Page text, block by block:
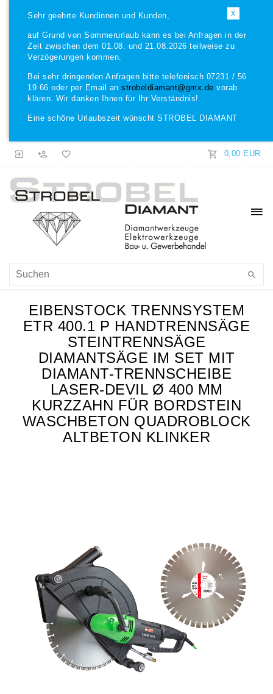
X
Sehr geehrte Kundinnen und Kunden,
auf Grund von Sommerurlaub kann es bei Anfragen in der
Zeit zwischen dem 01.08. und 21.08.2026 teilweise zu
Verzögerungen kommen.
Bei sehr dringenden Anfragen bitte telefonisch 07231 / 56
19 66 oder per Email an strobeldiamant@gmx.de vorab
klären. Wir danken Ihnen für Ihr Verständnis!
Eine schöne Urlaubszeit wünscht STROBEL DIAMANT
0,00 EUR
EIBENSTOCK TRENNSYSTEM
ETR 400.1 P HANDTRENNSÄGE
STEINTRENNSÄGE
DIAMANTSÄGE IM SET MIT
DIAMANT-TRENNSCHEIBE
LASER-DEVIL Ø 400 MM
KURZZAHN FÜR BORDSTEIN
WASCHBETON QUADROBLOCK
ALTBETON KLINKER